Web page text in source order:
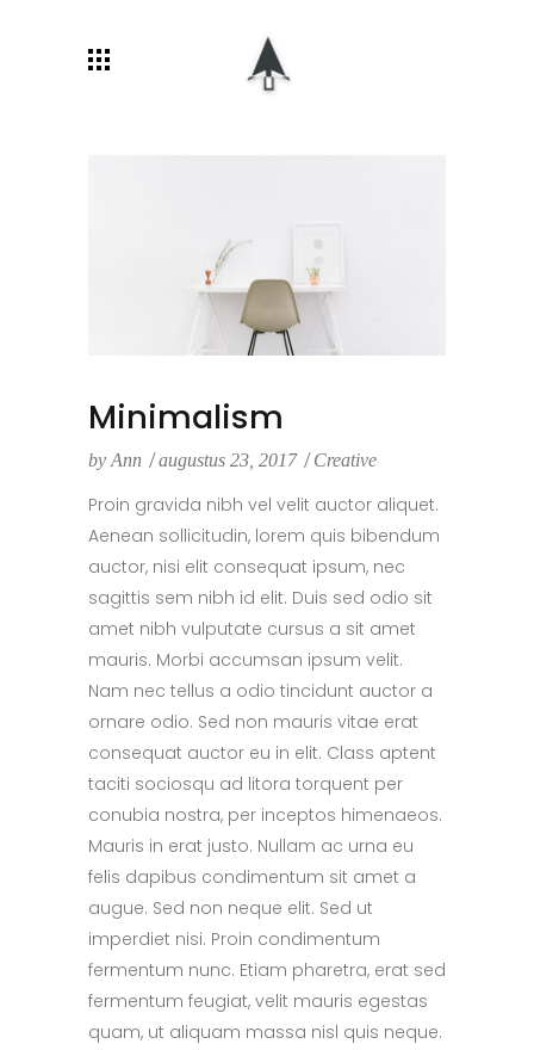
Minimalism
byAnn augustus 23, 2017 Creative
Proin gravida nibh vel velit auctor aliquet.
Aenean sollicitudin, lorem quis bibendum
auctor, nisi elit consequat ipsum, nec
sagittis sem nibh id elit. Duis sed odio sit
amet nibh vulputate cursus a sit amet
mauris. Morbi accumsan ipsum velit.
Nam nec tellus a odio tincidunt auctor a
ornare odio. Sed non mauris vitae erat
consequat auctor eu in elit. Class aptent
taciti sociosqu ad litora torquent per
conubia nostra, per inceptos himenaeos.
Mauris in erat justo. Nullam ac urna eu
felis dapibus condimentum sit amet a
augue. Sed non neque elit. Sed ut
imperdiet nisi. Proin condimentum
fermentum nunc. Etiam pharetra, erat sed
fermentum feugiat, velit mauris egestas
quam, ut aliquam massa nisl quis neque.